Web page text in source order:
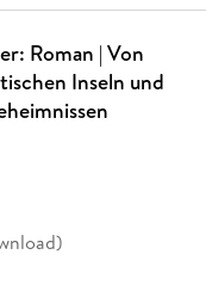
Roman | Von
Inseln und